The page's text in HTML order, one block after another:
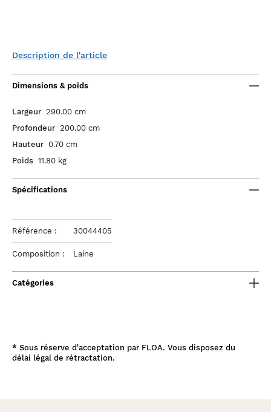
Description de l'article
Dimensions & poids
Largeur 290.00 cm
Profondeur 200.00 cm
Hauteur 0.70 cm
Poids 11.80 kg
Spécifications
Référence : 30044405
Composition : Laine
Catégories
* Sous réserve d'acceptation par FLOA. Vous disposez du
délai légal de rétractation.